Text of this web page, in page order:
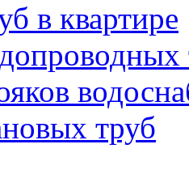
в квартире
труб